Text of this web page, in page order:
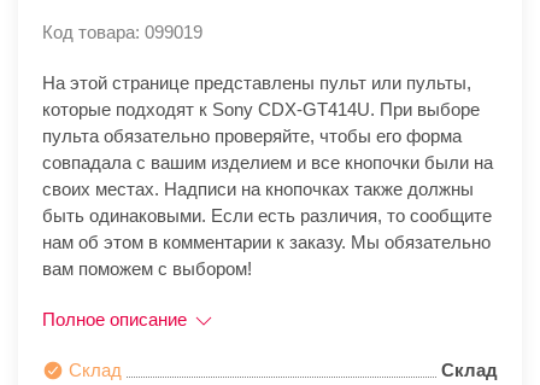
Код товара: 099019
На этой странице представлены пульт или пульты,
которые подходят к Sony CDX-GT414U. При выборе
пульта обязательно проверяйте, чтобы его форма
совпадала с вашим изделием и все кнопочки были на
своих местах. Надписи на кнопочках также должны
быть одинаковыми. Если есть различия, то сообщите
нам об этом в комментарии к заказу. Мы обязательно
вам поможем с выбором!
Полное описание
Склад Склад